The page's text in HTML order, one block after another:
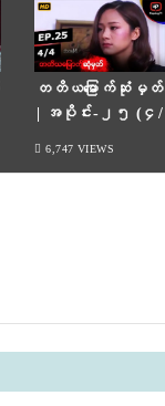
တတိယမြောက်ဆုံမှတ်
| အပိုင်း-၂၅ (၄/
6,747 VIEWS